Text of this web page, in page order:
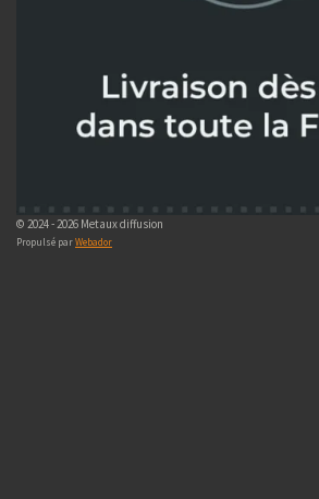
© 2024 - 2026 Metaux diffusion
Propulsé parWebador